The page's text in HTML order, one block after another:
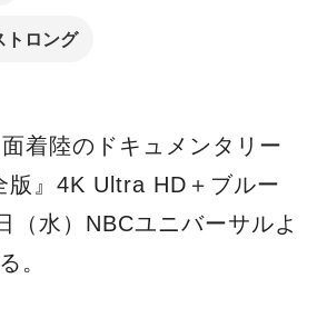
トロング
着陸のドキュメンタリー
版』4K Ultra HD＋ブルー
（水）NBCユニバーサルよ
。